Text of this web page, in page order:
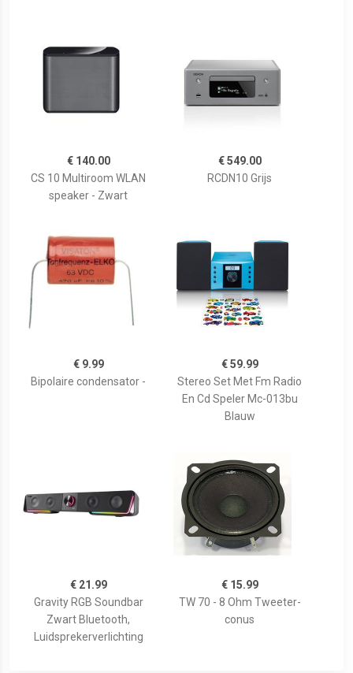
€ 140.00
CS 10 Multiroom WLAN
speaker - Zwart
€ 549.00
RCDN10 Grijs
€ 9.99
Bipolaire condensator -
€ 59.99
Stereo Set Met Fm Radio
En Cd Speler Mc-013bu
Blauw
€ 21.99
Gravity RGB Soundbar
Zwart Bluetooth,
Luidsprekerverlichting
€ 15.99
TW 70 - 8 Ohm Tweeter-
conus